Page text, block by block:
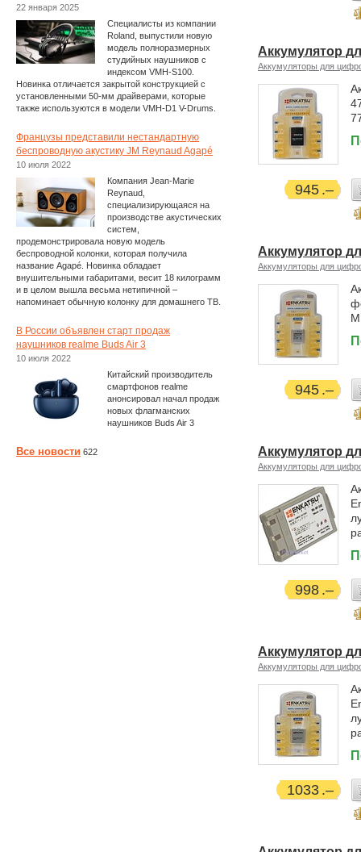
Аккумулятор
Аккумуляторы для
945
Аккумулятор
Аккумуляторы для
945
Аккумулятор
Аккумуляторы для
998
Аккумулятор
Аккумуляторы для
1033
22 января 2025
Специалисты из компании
Roland, выпустили новую
модель полноразмерных
студийных наушников с
индексом VMH-S100.
Новинка отличается закрытой конструкцией с
установленными 50-мм драйверами, которые
также используются в модели VMH-D1 V-Drums.
Французы представили нестандартную
беспроводную акустику JM Reynaud Agapé
10 июля 2022
Компания Jean-Marie
Reynaud,
специализирующаяся на
производстве акустических
систем,
продемонстрировала новую модель
беспроводной колонки, которая получила
название Agapé. Новинка обладает
внушительными габаритами, весит 18 килограмм
и в целом вышла весьма нетипичной –
напоминает обычную колонку для домашнего ТВ.
В России объявлен старт продаж
наушников realme Buds Air 3
10 июля 2022
Китайский производитель
смартфонов realme
анонсировал начал продаж
новых флагманских
наушников Buds Air 3
Все новости 622